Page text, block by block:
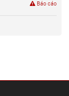
Báo cáo